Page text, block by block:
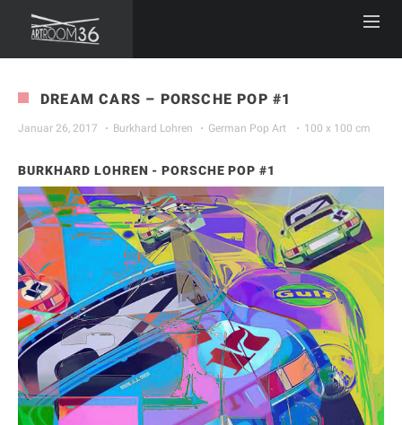
DREAM CARS – PORSCHE POP #1
Januar 26, 2017 Burkhard Lohren German Pop Art 100 x 100 cm
BURKHARD LOHREN - PORSCHE POP #1